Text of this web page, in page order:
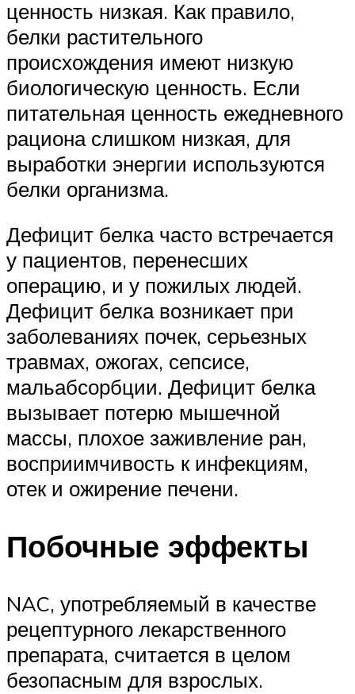
ценность низкая. Как правило,
белки растительного
происхождения имеют низкую
биологическую ценность. Если
питательная ценность ежедневного
рациона слишком низкая, для
выработки энергии используются
белки организма.
Дефицит белка часто встречается
у пациентов, перенесших
операцию, и у пожилых людей.
Дефицит белка возникает при
заболеваниях почек, серьезных
травмах, ожогах, сепсисе,
мальабсорбции. Дефицит белка
вызывает потерю мышечной
массы, плохое заживление ран,
восприимчивость к инфекциям,
отек и ожирение печени.
Побочные эффекты
NAC, употребляемый в качестве
рецептурного лекарственного
препарата, считается в целом
безопасным для взрослых.